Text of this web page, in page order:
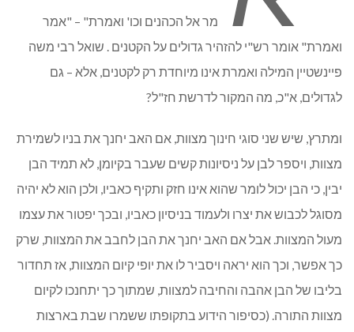
מר אל הכהנים וכו' ואמרת" – "אמר
ואמרת" אומר רש"י להזהיר גדולים על הקטנים . שואל רבי משה
פיינשטיין המילה ואמרת אינו מיוחדת רק לקטנים, אלא – גם
לגדולים, א"כ, מה המקור לדרשת חז"ל?
ומתרץ, שיש שני סוגי חינוך מצוות, אם האב יחנך את בניו לשמירת
מצוות, ויספר לבן על ניסיונות קשים שעבר בקיומן, לא תמיד הבן
יבין, כי הבן יכול לומר שהוא אינו חזק ותקיף כאביו, ולכן הוא לא יהיה
מסוגל לכבוש את יצרו ולעמוד בניסיון כאביו, ובכך יפטור את עצמו
מעול המצוות. אבל אם האב יחנך את הבן לחבב את המצוות, שרק
כך אפשר, וכך הוא יראה ויסביר לו את יופי קיום המצוות, אז תחדור
בליבו של הבן אהבה והחיבה למצוות, שמתוך כך יתחנכו לקיום
מצוות התורה. (כסיפור הידוע בתקופתו ששמרו שבת בארצות